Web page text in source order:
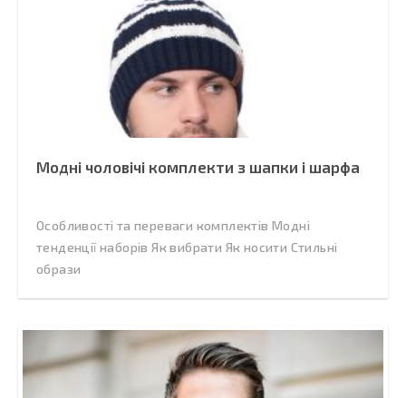
Модні чоловічі комплекти з шапки і шарфа
Особливості та переваги комплектів Модні
тенденції наборів Як вибрати Як носити Стильні
образи